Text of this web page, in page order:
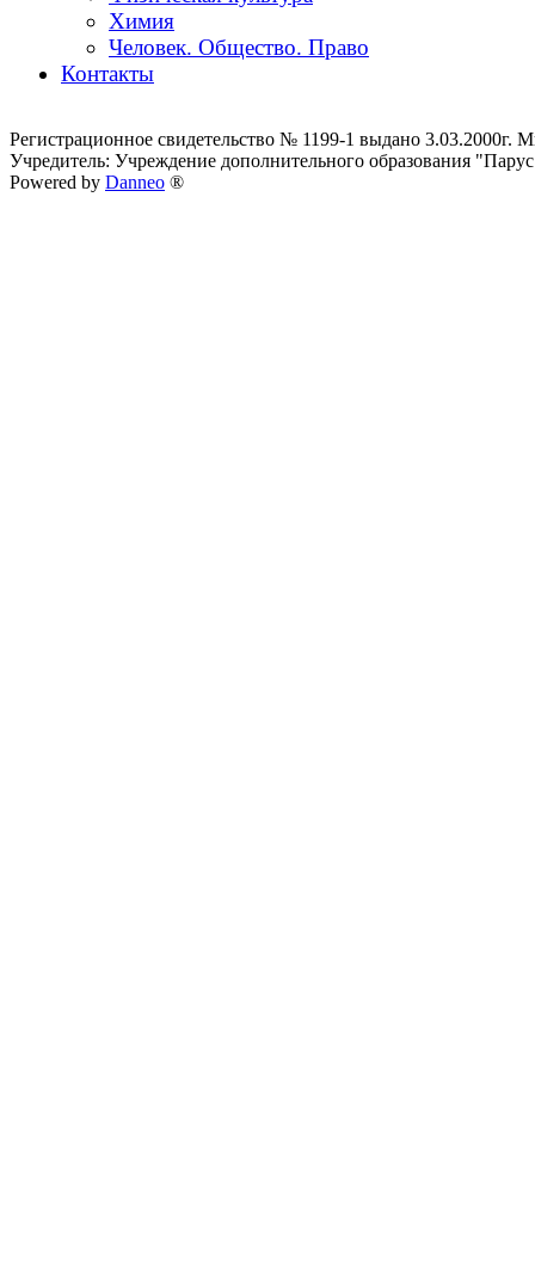
Химия
Человек. Общество. Право
Контакты
Регистрационное свидетельство № 1199-1 выдано 3.03.2000г.
Учредитель: Учреждение дополнительного образования
Powered by Danneo ®